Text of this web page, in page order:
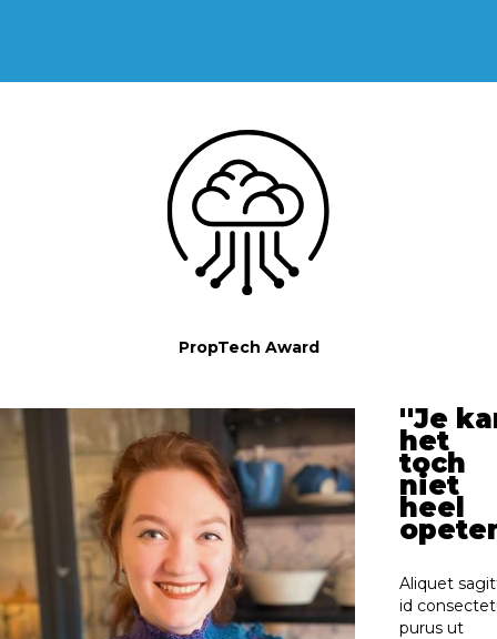
PropTech Award
''Je
het
toch
niet
heel
Aliquet
id
purus ut